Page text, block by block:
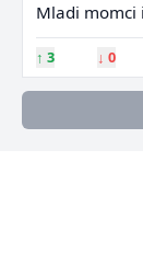
Mladi momci
↑ 3 ↓ 0